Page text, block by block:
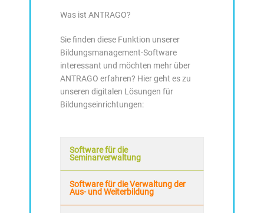
Was ist ANTRAGO?
Sie finden diese Funktion unserer
Bildungsmanagement-Software
interessant und möchten mehr über
ANTRAGO erfahren? Hier geht es zu
unseren digitalen Lösungen für
Bildungseinrichtungen:
Software für die
Seminarverwaltung
Software für die Verwaltung der
Aus- und Weiterbildung